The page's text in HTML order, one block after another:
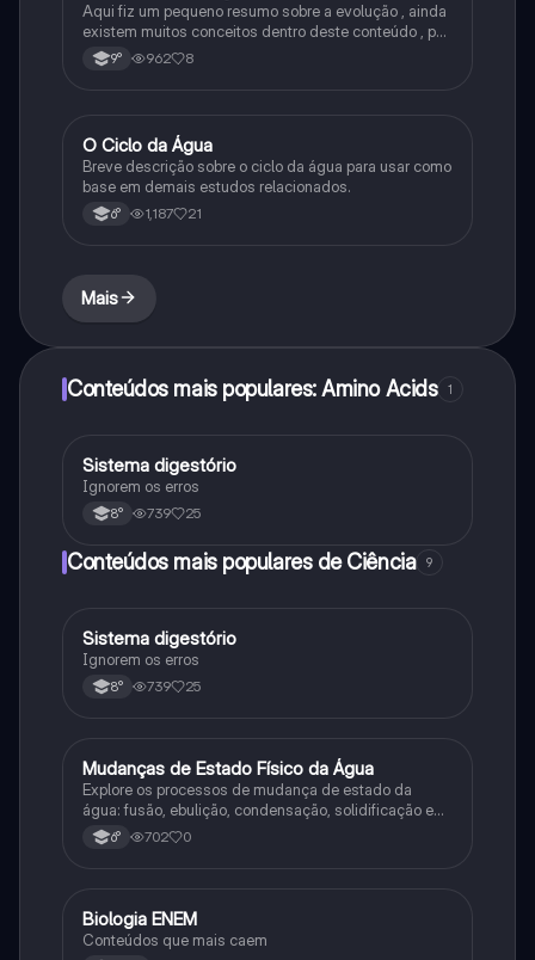
Aqui fiz um pequeno resumo sobre a evolução , ainda
existem muitos conceitos dentro deste conteúdo , por
isso sempre é bom procurar por mais fontes e
algumas questões para se resolver e fixar melhor.
9° 962 8
Química
O Ciclo da Água
Breve descrição sobre o ciclo da água para usar como
base em demais estudos relacionados.
6° 1,187 21
Mais
Conteúdos mais populares: Amino Acids 1
Ciência
Sistema digestório
Ignorem os erros
8° 739 25
Conteúdos mais populares de Ciência 9
Ciência
Sistema digestório
Ignorem os erros
8° 739 25
MCiência
Mudanças de Estado Físico da Água
Explore os processos de mudança de estado da
água: fusão, ebulição, condensação, solidificação e
sublimação.
6° 702 0
Ciência
Biologia ENEM
Conteúdos que mais caem